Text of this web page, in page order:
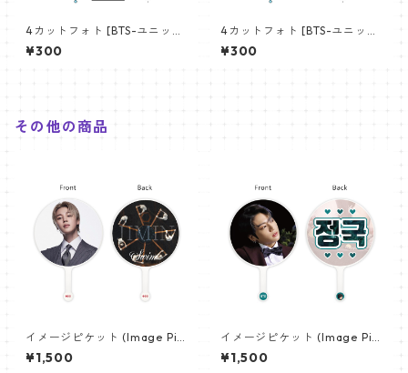
4カットフォト [BTS-ユニット
01] 4CUT PHOTO BTS- UNI
T 01
¥300
4カットフォト [BTS-ユニット
03] 4CUT PHOTO BTS- UNI
T 03
¥300
その他の商品
イメージピケット (Image Pic
ket) うちわ - ジミン(JIMIN-1
5)
¥1,500
イメージピケット (Image Pic
ket) うちわ - ジョングク (JU
NGKOOK_01)
¥1,500